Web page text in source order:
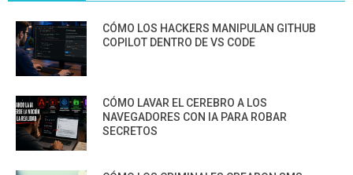
CÓMO LOS HACKERS MANIPULAN GITHUB
COPILOT DENTRO DE VS CODE
CÓMO LAVAR EL CEREBRO A LOS
NAVEGADORES CON IA PARA ROBAR
SECRETOS